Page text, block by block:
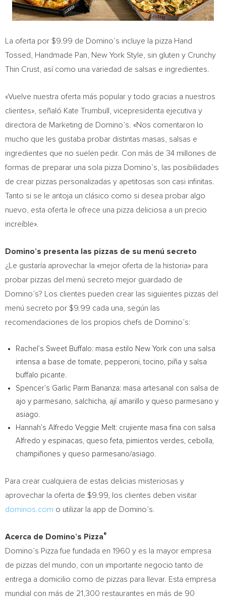
La oferta por $9.99 de Domino’s incluye la pizza Hand
Tossed, Handmade Pan, New York Style, sin gluten y Crunchy
Thin Crust, así como una variedad de salsas e ingredientes.
«Vuelve nuestra oferta más popular y todo gracias a nuestros
clientes», señaló Kate Trumbull
, vicepresidenta ejecutiva y
directora de Marketing de Domino’s. «Nos comentaron lo
mucho que les gustaba probar distintas masas, salsas e
ingredientes que no suelen pedir. Con más de 34 millones de
formas de preparar una sola pizza Domino’s, las posibilidades
de crear pizzas personalizadas y apetitosas son casi infinitas.
Tanto si se le antoja un clásico como si desea probar algo
nuevo, esta oferta le ofrece una pizza deliciosa a un precio
increíble».
Domino’s presenta las pizzas de su menú secreto
¿Le gustaría aprovechar la «mejor oferta de la historia» para
probar pizzas del menú secreto mejor guardado de
Domino’s? Los clientes pueden crear las siguientes pizzas del
menú secreto por $9.99 cada una, según las
recomendaciones de los propios chefs de Domino’s:
Rachel’s Sweet Buffalo: masa estilo New York con una salsa
intensa a base de tomate, pepperoni, tocino, piña y salsa
buffalo picante.
Spencer’s Garlic Parm Bananza: masa artesanal con salsa de
ajo y parmesano, salchicha, ají amarillo y queso parmesano y
asiago.
Hannah’s Alfredo Veggie Melt: crujiente masa fina con salsa
Alfredo y espinacas, queso feta, pimientos verdes, cebolla,
champiñones y queso parmesano/asiago.
Para crear cualquiera de estas delicias misteriosas y
aprovechar la oferta de $9.99 , los clientes deben visitar
dominos.com o utilizar la app de Domino’s.
Acerca de Domino’s Pizza®
Domino’s Pizza fue fundada en 1960 y es la mayor empresa
de pizzas del mundo, con un importante negocio tanto de
entrega a domicilio como de pizzas para llevar. Esta empresa
mundial con más de 21,300 restaurantes en más de 90